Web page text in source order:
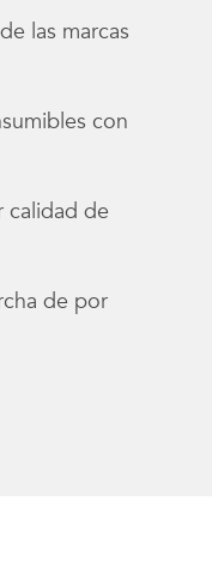
las marcas
con
calidad de
de por